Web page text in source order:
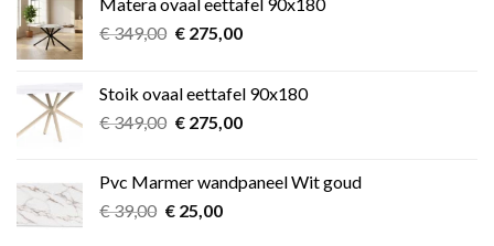
Matera ovaal eettafel 90x180
€349,00 Oorspronkelijke
€ 349,00.
€275,00Huidige
€ 275,00.
Stoik ovaal eettafel 90x180
€349,00 Oorspronkelijke
€ 349,00.
€275,00Huidige
€ 275,00.
Pvc Marmer wandpaneel Wit goud
€39,00 Oorspronkelijke
€25,00Huidige